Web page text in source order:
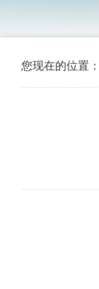
您现在的位置：